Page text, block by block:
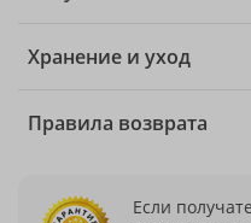
Хранение и уход
Правила возврата
Если